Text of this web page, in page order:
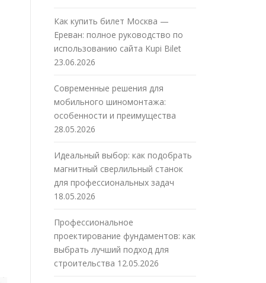
Как купить билет Москва —
Ереван: полное руководство по
использованию сайта Kupi Bilet
23.06.2026
Современные решения для
мобильного шиномонтажа:
особенности и преимущества
28.05.2026
Идеальный выбор: как подобрать
магнитный сверлильный станок
для профессиональных задач
18.05.2026
Профессиональное
проектирование фундаментов: как
выбрать лучший подход для
строительства 12.05.2026